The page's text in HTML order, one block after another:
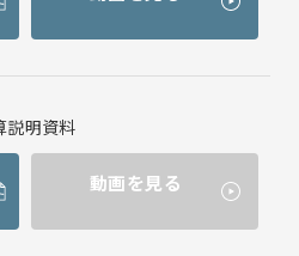
説明資料
動画を見る